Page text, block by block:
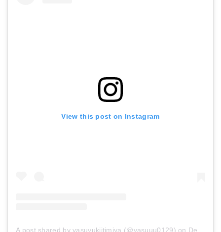
View this post on Instagram
A post shared by yasuyukiitimiya (@yasuuu0129) on Dec 29, 2017 at 2:54am PST